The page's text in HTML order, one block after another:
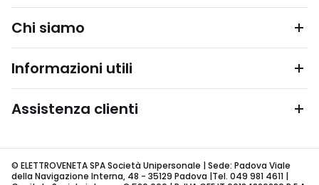
Chi siamo
Informazioni utili
Assistenza clienti
© ELETTROVENETA SPA Società Unipersonale | Sede: Padova Viale
della Navigazione Interna, 48 - 35129 Padova |Tel. 049 981 4611 |